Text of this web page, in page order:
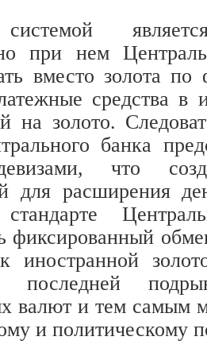
системой
при нем
вместо золота по
средства в
на золото.
банка
что
для расширения
фиксированный
иностранной
последней
валют и тем самым
и политическому